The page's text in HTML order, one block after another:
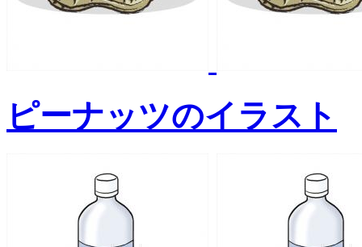
ピーナッツのイラスト